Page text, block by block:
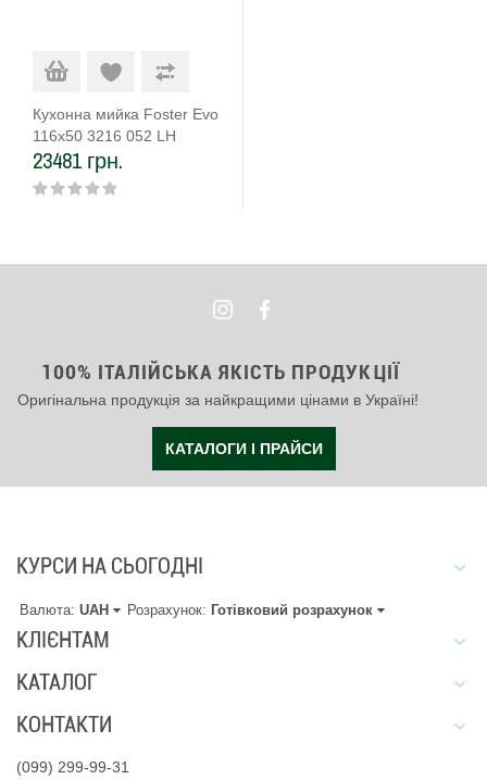
Кухонна мийка Foster Evo
116x50 3216 052 LH
23481 грн.
100% ІТАЛІЙСЬКА ЯКІСТЬ ПРОДУКЦІЇ
Оригінальна продукція за найкращими цінами в Україні!
КАТАЛОГИ І ПРАЙСИ
КУРСИ НА СЬОГОДНІ
Валюта: UAH Розрахунок: Готівковий розрахунок
КЛІЄНТАМ
КАТАЛОГ
КОНТАКТИ
(099) 299-99-31